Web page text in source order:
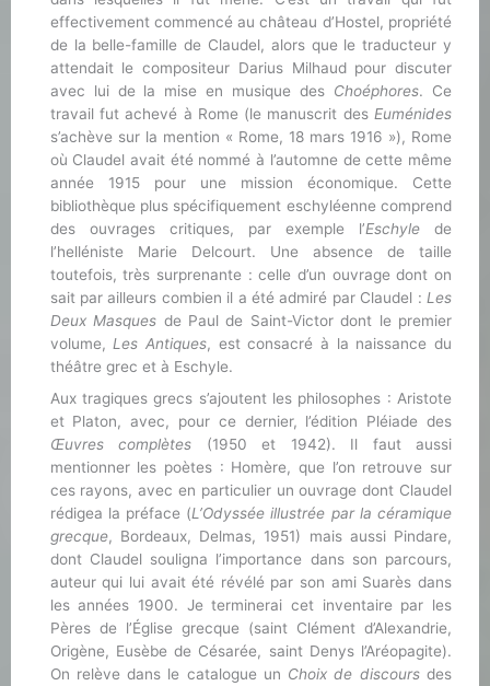
effectivement commencé au château d’Hostel, propriété
de la belle-famille de Claudel, alors que le traducteur y
attendait le compositeur Darius Milhaud pour discuter
avec lui de la mise en musique des Choéphores. Ce
travail fut achevé à Rome (le manuscrit des Euménides
s’achève sur la mention « Rome, 18 mars 1916 »), Rome
où Claudel avait été nommé à l’automne de cette même
année 1915 pour une mission économique. Cette
bibliothèque plus spécifiquement eschyléenne comprend
des ouvrages critiques, par exemple l’Eschylede
l’helléniste Marie Delcourt. Une absence de taille
toutefois, très surprenante : celle d’un ouvrage dont on
sait par ailleurs combien il a été admiré par Claudel : Les
Deux Masques de Paul de Saint-Victor dont le premier
volume,Les Antiques, est consacré à la naissance du
théâtre grec et à Eschyle.
Aux tragiques grecs s’ajoutent les philosophes : Aristote
et Platon, avec, pour ce dernier, l’édition Pléiade des
Œuvres complètes (1950 et 1942). Il faut aussi
mentionner les poètes : Homère, que l’on retrouve sur
ces rayons, avec en particulier un ouvrage dont Claudel
rédigea la préface (L’Odyssée illustrée par la céramique
grecque, Bordeaux, Delmas, 1951) mais aussi Pindare,
dont Claudel souligna l’importance dans son parcours,
auteur qui lui avait été révélé par son ami Suarès dans
les années 1900. Je terminerai cet inventaire par les
Pères de l’Église grecque (saint Clément d’Alexandrie,
Origène, Eusèbe de Césarée, saint Denys l’Aréopagite).
On relève dans le catalogue un Choix de discoursdes